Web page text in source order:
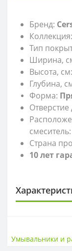
Бренд:
Коллекция:
Тип
Ширина,
Высота, см:
Глубина,
Форма:
смеситель:
Страна
10 лет
Высота
Умывальники и